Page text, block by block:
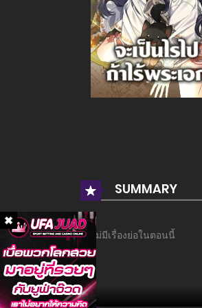
SUMMARY
ยังไม่มีเรื่องย่อในตอนนี้